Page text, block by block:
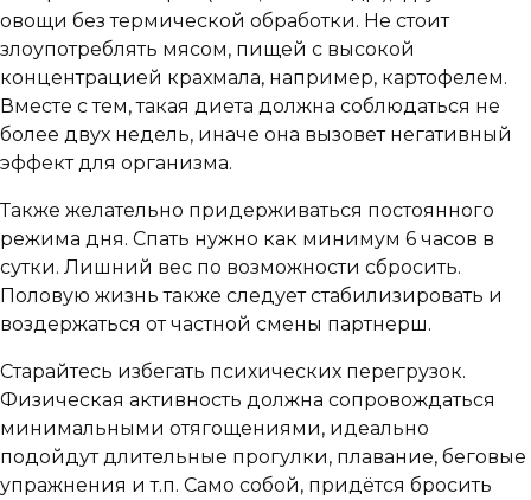
овощи без термической обработки. Не стоит
злоупотреблять мясом, пищей с высокой
концентрацией крахмала, например, картофелем.
Вместе с тем, такая диета должна соблюдаться не
более двух недель, иначе она вызовет негативный
эффект для организма.
Также желательно придерживаться постоянного
режима дня. Спать нужно как минимум 6 часов в
сутки. Лишний вес по возможности сбросить.
Половую жизнь также следует стабилизировать и
воздержаться от частной смены партнерш.
Старайтесь избегать психических перегрузок.
Физическая активность должна сопровождаться
минимальными отягощениями, идеально
подойдут длительные прогулки, плавание, беговые
упражнения и т.п. Само собой, придётся бросить